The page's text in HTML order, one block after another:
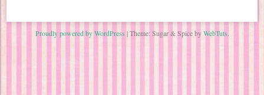
Proudly powered by WordPress |Theme: Sugar & Spice byWebTuts.